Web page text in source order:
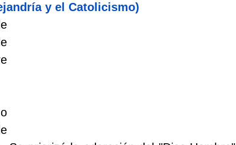
y el Catolicismo)